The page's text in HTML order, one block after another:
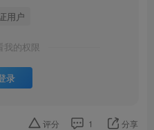
用户
我的权限
录
评分 1 分享